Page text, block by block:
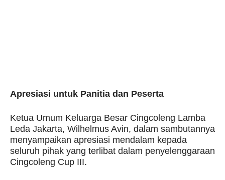
Apresiasi untuk Panitia dan Peserta
Ketua Umum Keluarga Besar Cingcoleng Lamba
Leda Jakarta, Wilhelmus Avin, dalam sambutannya
menyampaikan apresiasi mendalam kepada
seluruh pihak yang terlibat dalam penyelenggaraan
Cingcoleng Cup III.